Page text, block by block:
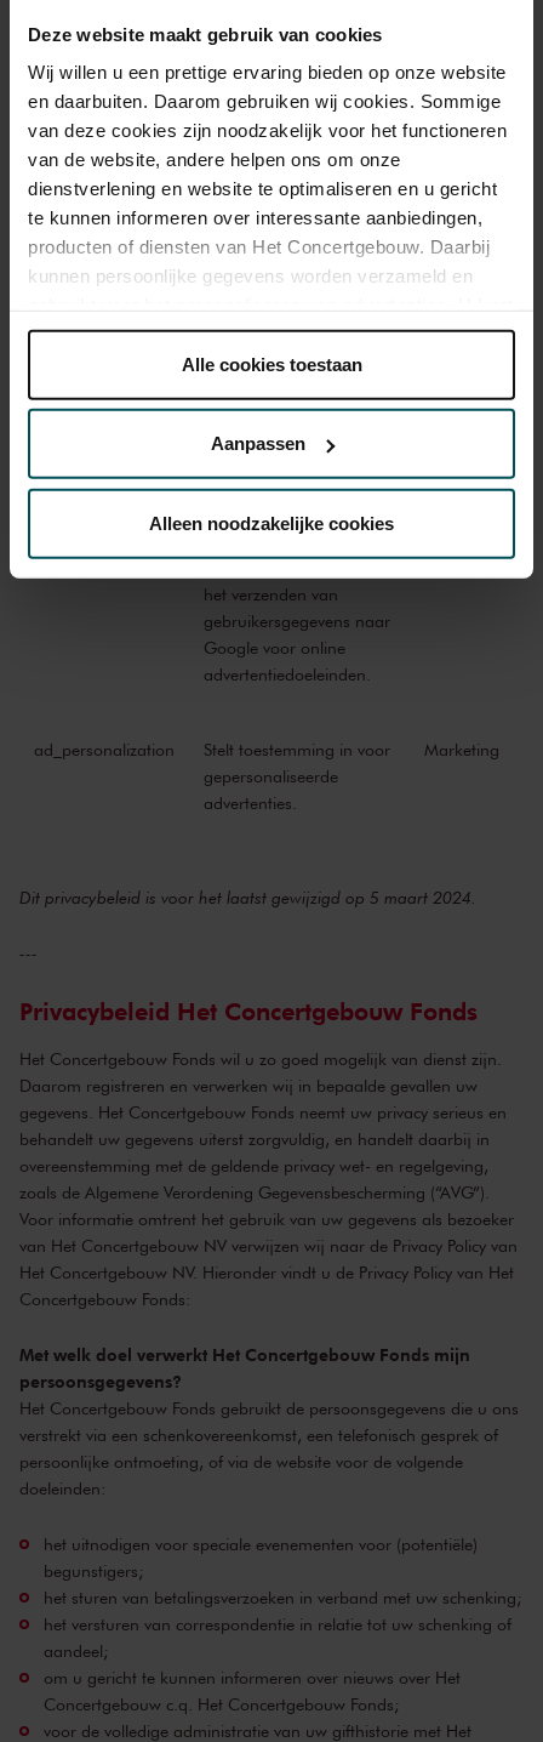
Deze website maakt gebruik van cookies
Wij willen u een prettige ervaring bieden op onze website
en daarbuiten. Daarom gebruiken wij cookies. Sommige
van deze cookies zijn noodzakelijk voor het functioneren
van de website, andere helpen ons om onze
dienstverlening en website te optimaliseren en u gericht
te kunnen informeren over interessante aanbiedingen,
producten of diensten van Het Concertgebouw. Daarbij
kunnen persoonlijke gegevens worden verzameld en
onder 'aanpassen' zelf welke cookies wij mogen
Lees onze cookieverklaring hier. Lees onze
Via decookieverklaringop onze website kunt u uw
We werken samen met 32 derdendie uw gegevens
kunnen ontvangen en verwerken.
Alle cookies toestaan
Aanpassen
Alleen noodzakelijke cookies
Parameter Beschrijving
Consent
categorie
Maakt opslag mogelijk,
zoals cookies (web) of
apparaatidentificatoren
(apps), gerelateerd aan
analyse, bijvoorbeeld
zoals cookies (web) of
apparaatidentificatoren
advertenties.
het verzenden van
gebruikersgegevens naar
Google voor online
advertentiedoeleinden.
ad_personalization
Stelt toestemming in voor
gepersonaliseerde
advertenties.
Marketing
Dit privacybeleid is voor het laatst gewijzigd op 5 maart 2024.
---
Privacybeleid Het Concertgebouw Fonds
Het Concertgebouw Fonds wil u zo goed mogelijk van dienst zijn.
Daarom registreren en verwerken wij in bepaalde gevallen uw
gegevens. Het Concertgebouw Fonds neemt uw privacy serieus en
behandelt uw gegevens uiterst zorgvuldig, en handelt daarbij in
overeenstemming met de geldende privacy wet- en regelgeving,
zoals de Algemene Verordening Gegevensbescherming (“AVG”).
Voor informatie omtrent het gebruik van uw gegevens als bezoeker
van Het Concertgebouw NV verwijzen wij naar de Privacy Policy van
Het Concertgebouw NV. Hieronder vindt u de Privacy Policy van Het
Concertgebouw Fonds:
Met welk doel verwerkt Het Concertgebouw Fonds mijn
persoonsgegevens?
Het Concertgebouw Fonds gebruikt de persoonsgegevens die u ons
verstrekt via een schenkovereenkomst, een telefonisch gesprek of
persoonlijke ontmoeting, of via de website voor de volgende
doeleinden:
het uitnodigen voor speciale evenementen voor (potentiële)
begunstigers;
het sturen van betalingsverzoeken in verband met uw schenking;
het versturen van correspondentie in relatie tot uw schenking of
aandeel;
om u gericht te kunnen informeren over nieuws over Het
Concertgebouw c.q. Het Concertgebouw Fonds;
voor de volledige administratie van uw gifthistorie met Het